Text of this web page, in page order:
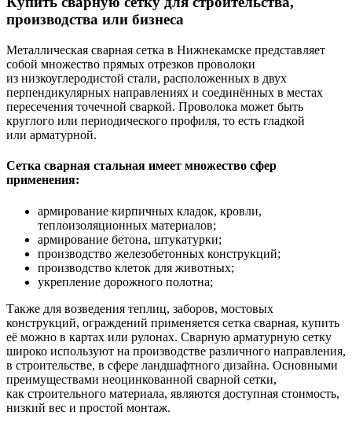
производства или бизнеса
Металлическая сварная сетка в Нижнекамске представляет
собой множество прямых отрезков проволоки
из низкоуглеродистой стали, расположенных в двух
перпендикулярных направлениях и соединённых в местах
пересечения точечной сваркой. Проволока может быть
круглого или периодического профиля, то есть гладкой
или арматурной.
Сетка сварная стальная имеет множество сфер
применения:
армирование кирпичных кладок, кровли,
теплоизоляционных материалов;
армирование бетона, штукатурки;
производство железобетонных конструкций;
производство клеток для животных;
укрепление дорожного полотна;
Также для возведения теплиц, заборов, мостовых
конструкций, ограждений применяется сетка сварная, купить
её можно в картах или рулонах. Сварную арматурную сетку
широко используют на производстве различного направления,
в строительстве, в сфере ландшафтного дизайна. Основными
преимуществами неоцинкованной сварной сетки,
как строительного материала, являются доступная стоимость,
низкий вес и простой монтаж.